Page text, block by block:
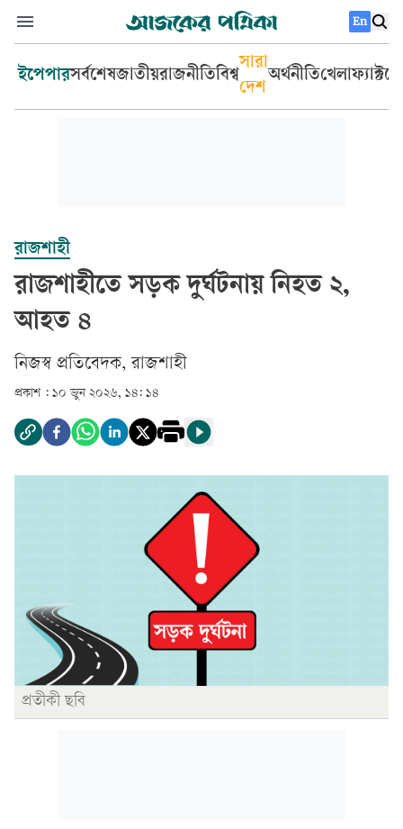
En
ইপেপারসর্বশেষজাতীয়রাজনীতিবিশ্ব
সারা
দেশ
অর্থনীতিখেলা
রাজশাহী
রাজশাহীতে সড়ক দুর্ঘটনায় নিহত ২,
আহত ৪
নিজস্ব প্রতিবেদক, রাজশাহী
প্রকাশ : ১০ জুন ২০২৬, ১৪: ১৪
প্রতীকী ছবি